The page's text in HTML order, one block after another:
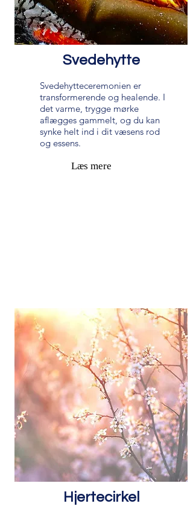
Svedehytte
Svedehytteceremonien er
transformerende og healende. I
det varme, trygge mørke
aflægges gammelt, og du kan
synke helt ind i dit væsens rod
og essens.
Læs mere
Hjertecirkel